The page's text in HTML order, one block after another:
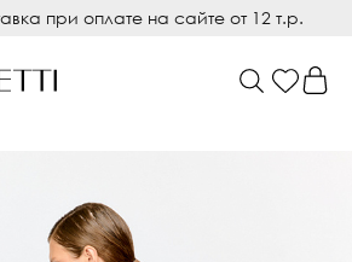
при оплате на сайте от 12 т.р.